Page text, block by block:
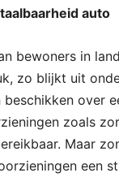
auto
bewoners in
zo blijkt uit
beschikken over
zoals
Maar
een